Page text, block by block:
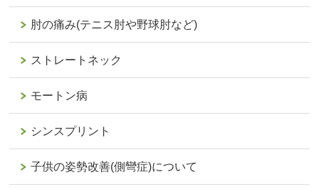
肘の痛み(テニス肘や野球肘など)
ストレートネック
モートン病
シンスプリント
子供の姿勢改善(側彎症)について